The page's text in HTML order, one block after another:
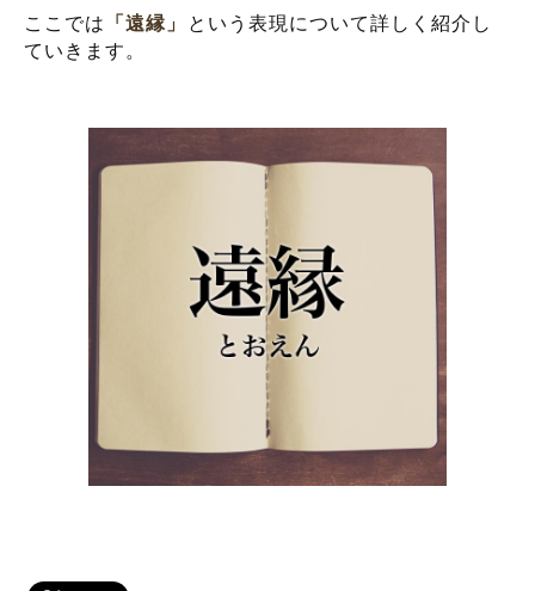
ここでは 「遠縁」
という表現について詳しく紹介し
ていきます。